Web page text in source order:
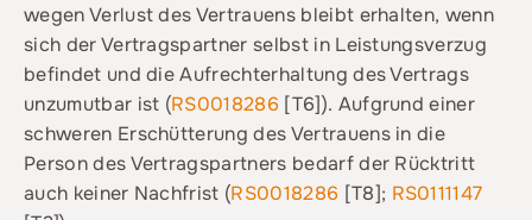
wegen Verlust des Vertrauens bleibt erhalten, wenn
sich der Vertragspartner selbst in Leistungsverzug
befindet und die Aufrechterhaltung des Vertrags
unzumutbar ist (RS0018286 [T6]). Aufgrund einer
schweren Erschütterung des Vertrauens in die
Person des Vertragspartners bedarf der Rücktritt
auch keiner Nachfrist (RS0018286 [T8]; RS0111147